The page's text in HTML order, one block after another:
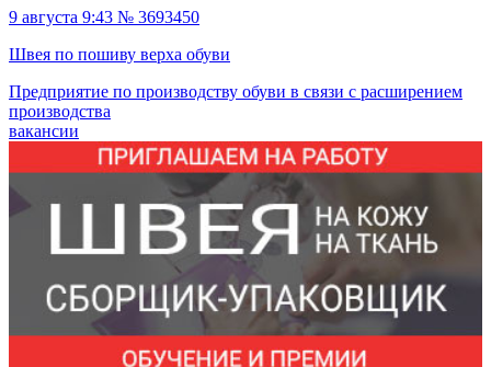
9 августа 9:43 № 3693450
Швея по пошиву верха обуви
Предприятие по производству обуви в связи с расширением
производства
вакансии